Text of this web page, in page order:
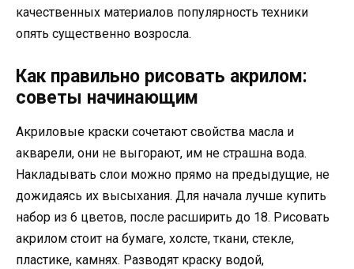
качественных материалов популярность техники
опять существенно возросла.
Как правильно рисовать акрилом:
советы начинающим
Акриловые краски сочетают свойства масла и
акварели, они не выгорают, им не страшна вода.
Накладывать слои можно прямо на предыдущие, не
дожидаясь их высыхания. Для начала лучше купить
набор из 6 цветов, после расширить до 18. Рисовать
акрилом стоит на бумаге, холсте, ткани, стекле,
пластике, камнях. Разводят краску водой,